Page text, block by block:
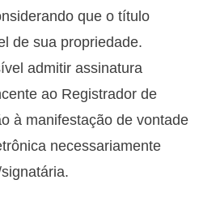
que o título
de sua propriedade.
admitir assinatura
ao Registrador de
à manifestação de vontade
necessariamente